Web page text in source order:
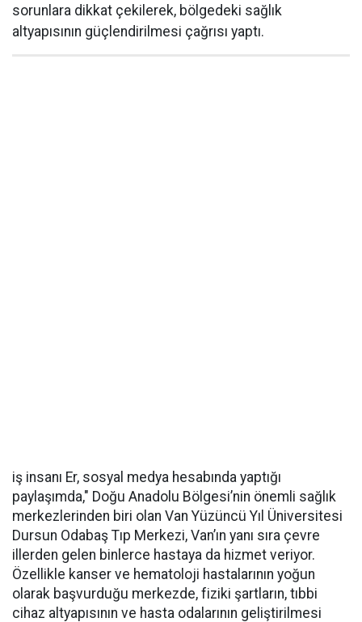
sorunlara dikkat çekilerek, bölgedeki sağlık
altyapısının güçlendirilmesi çağrısı yaptı.
iş insanı Er, sosyal medya hesabında yaptığı
paylaşımda," Doğu Anadolu Bölgesi’nin önemli sağlık
merkezlerinden biri olan Van Yüzüncü Yıl Üniversitesi
Dursun Odabaş Tıp Merkezi, Van’ın yanı sıra çevre
illerden gelen binlerce hastaya da hizmet veriyor.
Özellikle kanser ve hematoloji hastalarının yoğun
olarak başvurduğu merkezde, fiziki şartların, tıbbi
cihaz altyapısının ve hasta odalarının geliştirilmesi